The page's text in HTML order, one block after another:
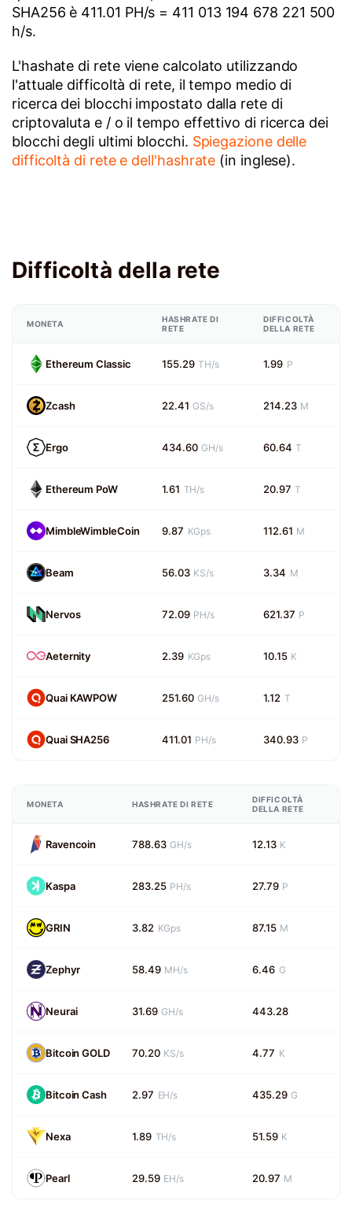
SHA256 è 411.01 PH/s = 411 013 194 678 221 500
h/s.
L'hashate di rete viene calcolato utilizzando
l'attuale difficoltà di rete, il tempo medio di
ricerca dei blocchi impostato dalla rete di
criptovaluta e / o il tempo effettivo di ricerca dei
blocchi degli ultimi blocchi. Spiegazione delle
difficoltà di rete e dell'hashrate (in inglese).
Difficoltà della rete
MONETA
HASHRATE DI
RETE
DIFFICOLTÀ
DELLA RETE
Ethereum Classic 155.29 TH/s 1.99 P
Zcash 22.41 GS/s 214.23 M
Ergo 434.60 GH/s 60.64 T
Ethereum PoW 1.61 TH/s 20.97 T
MimbleWimbleCoin 9.87 KGps 112.61 M
Beam 56.03 KS/s 3.34 M
Nervos 72.09 PH/s 621.37 P
Aeternity 2.39 KGps 10.15 K
Quai KAWPOW 251.60 GH/s 1.12 T
Quai SHA256 411.01 PH/s 340.93 P
MONETA HASHRATE DI RETE
DIFFICOLTÀ
DELLA RETE
Ravencoin 788.63 GH/s 12.13 K
Kaspa 283.25 PH/s 27.79 P
GRIN 3.82 KGps 87.15 M
Zephyr 58.49 MH/s 6.46 G
Neurai 31.69 GH/s 443.28
Bitcoin GOLD 70.20 KS/s 4.77 K
Bitcoin Cash 2.97 EH/s 435.29 G
Nexa 1.89 TH/s 51.59 K
Pearl 29.59 EH/s 20.97 M